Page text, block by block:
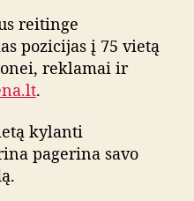
reitinge
pozicijas į 75 vietą
reklamai ir
.
kylanti
pagerina savo